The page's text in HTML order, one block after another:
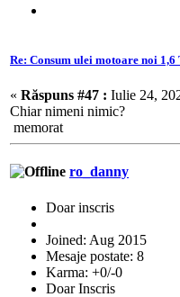
Re: Consum ulei motoare noi 1,6
« Răspuns #47 : Iulie 24,
Chiar nimeni nimic?
memorat
ro_danny
Doar inscris
Joined: Aug 2015
Mesaje postate: 8
Karma: +0/-0
Doar Inscris